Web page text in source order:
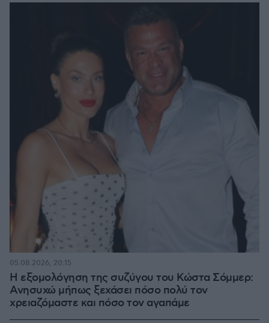
Η εξομολόγηση της συζύγου του Κώστα Σόμμερ:
Ανησυχώ μήπως ξεχάσει πόσο πολύ τον
χρειαζόμαστε και πόσο τον αγαπάμε
05.08.2026, 20:15